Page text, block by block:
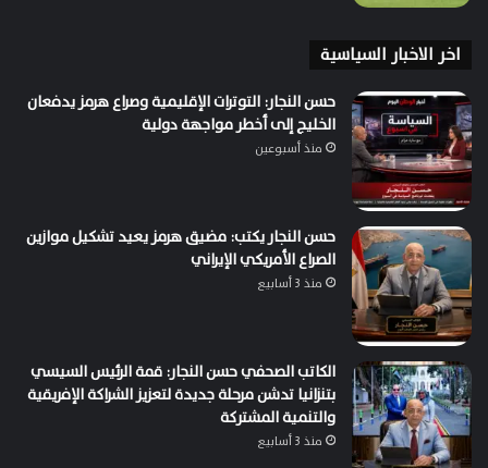
اخر الاخبار السياسية
حسن النجار: التوترات الإقليمية وصراع هرمز يدفعان
الخليج إلى أخطر مواجهة دولية
منذ أسبوعين
حسن النجار يكتب: مضيق هرمز يعيد تشكيل موازين
الصراع الأمريكي الإيراني
منذ 3 أسابيع
الكاتب الصحفي حسن النجار: قمة الرئيس السيسي
بتنزانيا تدشن مرحلة جديدة لتعزيز الشراكة الإفريقية
والتنمية المشتركة
منذ 3 أسابيع